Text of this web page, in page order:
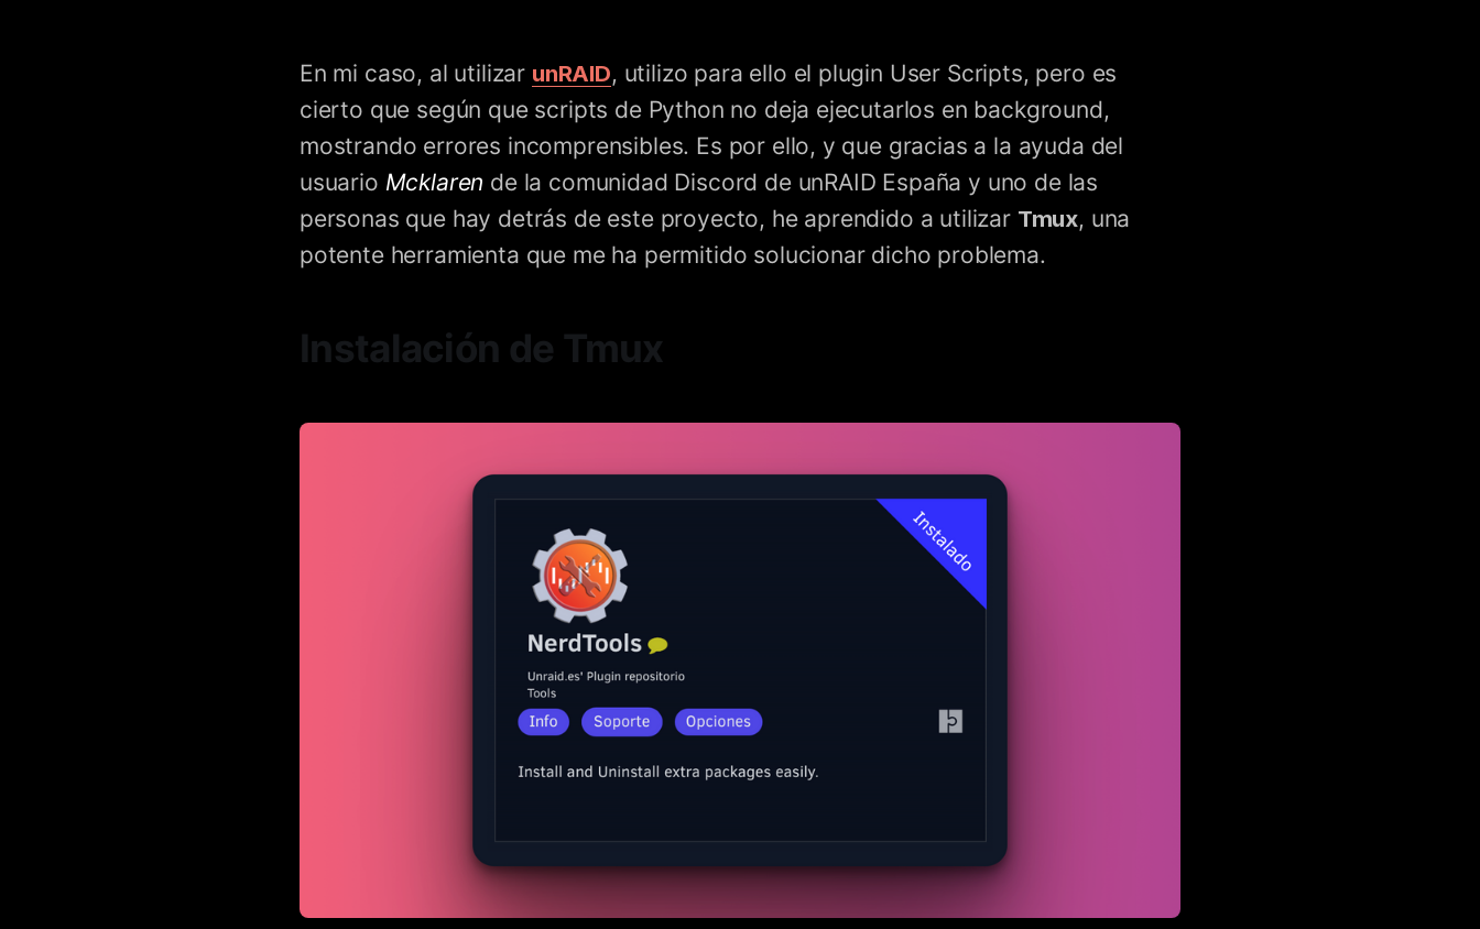
En mi caso, al utilizar unRAID, utilizo para ello el plugin User Scripts, pero es
cierto que según que scripts de Python no deja ejecutarlos en background,
mostrando errores incomprensibles. Es por ello, y que gracias a la ayuda del
usuario Mcklaren de la comunidad Discord de unRAID España y uno de las
personas que hay detrás de este proyecto, he aprendido a utilizar Tmux, una
potente herramienta que me ha permitido solucionar dicho problema.
Instalación de Tmux